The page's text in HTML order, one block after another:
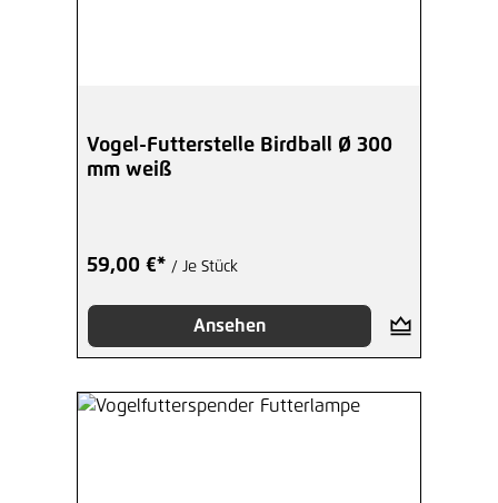
Vogel-Futterstelle Birdball Ø 300
mm weiß
59,00 €* / Je Stück
Ansehen